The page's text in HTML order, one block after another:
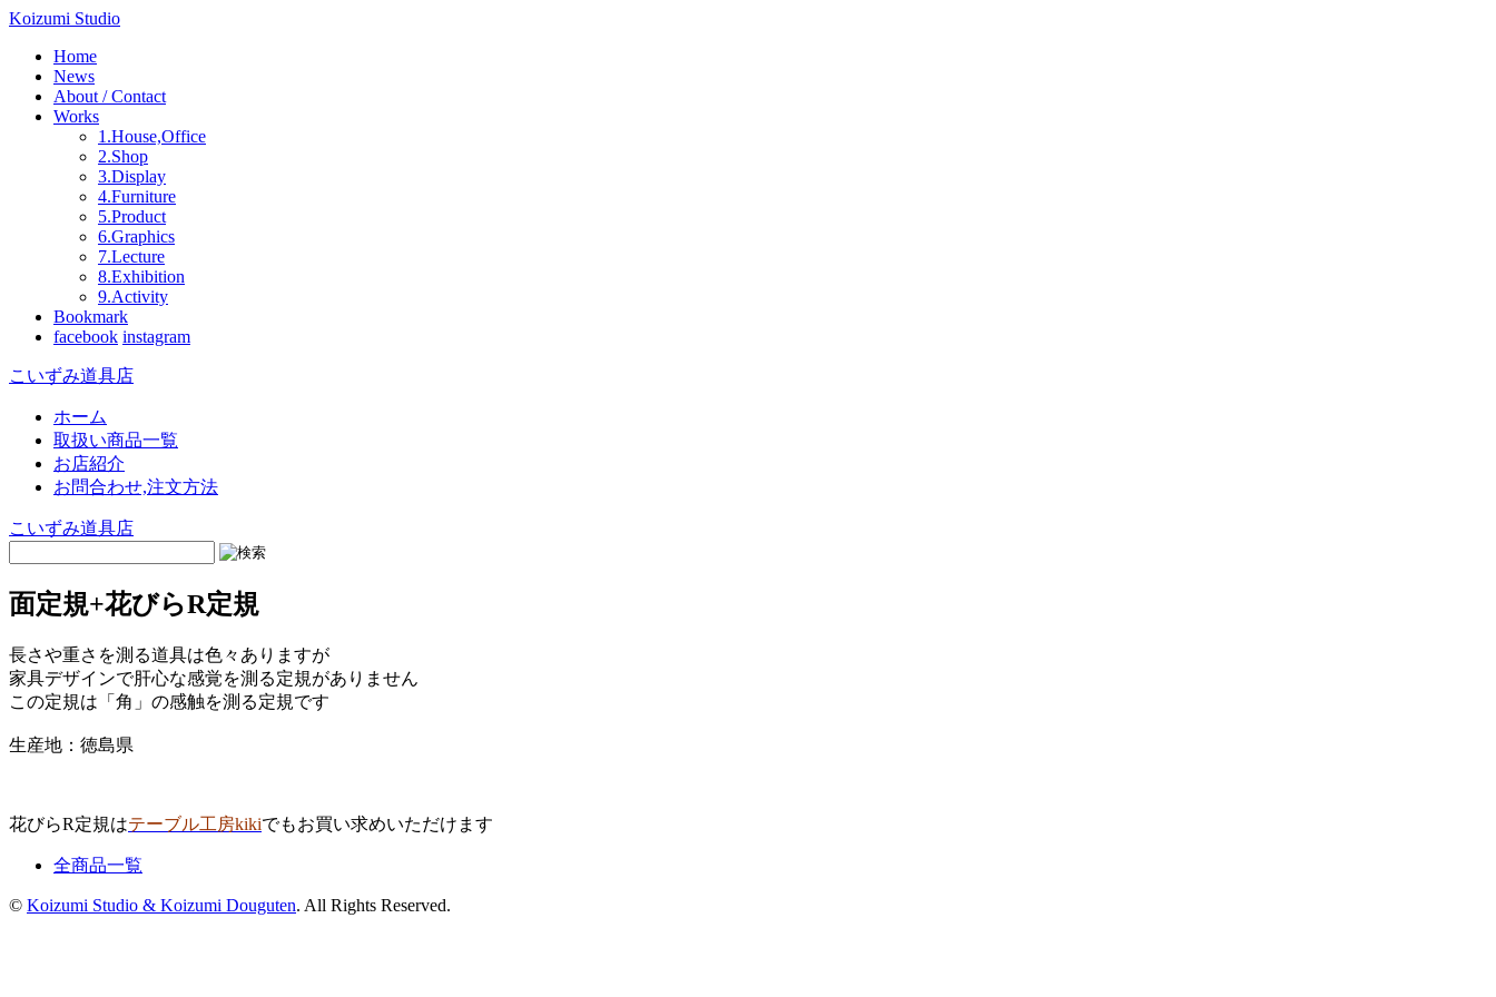
Koizumi Studio
Home
News
About / Contact
Works
1.House,Office
2.Shop
3.Display
4.Furniture
5.Product
6.Graphics
7.Lecture
8.Exhibition
9.Activity
Bookmark
facebook instagram
こいずみ道具店
ホーム
取扱い商品一覧
お店紹介
お問合わせ,注文方法
こいずみ道具店
面定規+花びらR定規
長さや重さを測る道具は色々ありますが
家具デザインで肝心な感覚を測る定規がありません
この定規は「角」の感触を測る定規です
生産地：徳島県
花びらR定規はテーブル工房kikiでもお買い求めいただけます
全商品一覧
© Koizumi Studio & Koizumi Douguten. All Rights Reserved.